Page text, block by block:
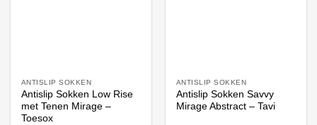
ANTISLIP SOKKEN
Antislip Sokken Low Rise
met Tenen Mirage –
Toesox
ANTISLIP SOKKEN
Antislip Sokken Savvy
Mirage Abstract – Tavi